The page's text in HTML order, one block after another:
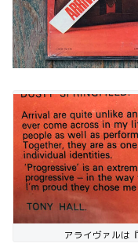
アライヴァルは